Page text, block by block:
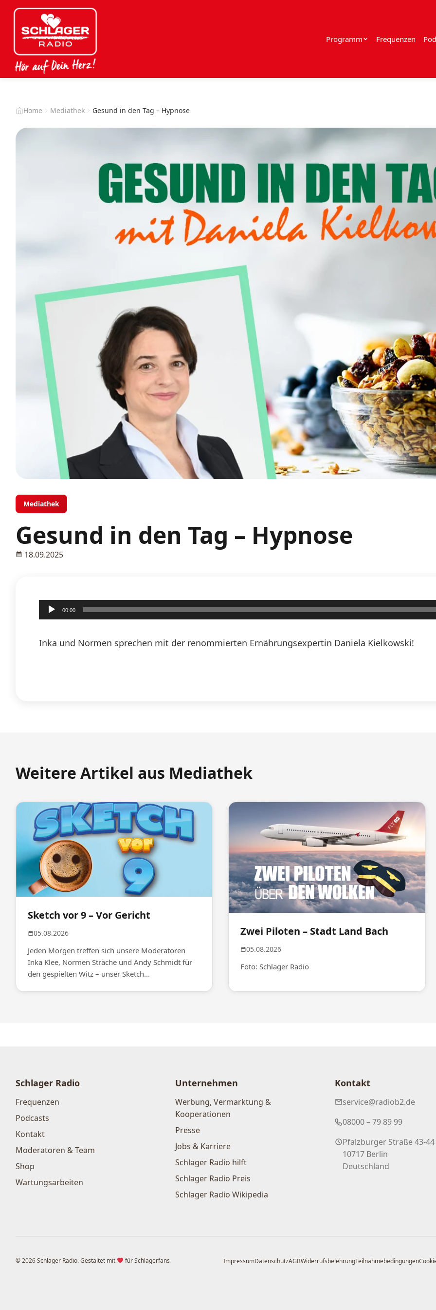
Programm Frequenzen
Home Mediathek Gesund in den Tag – Hypnose
Mediathek
Gesund in den Tag – Hypnose
18.09.2025
Audio-
Player
00:00
Inka und Normen sprechen mit der renommierten Ernährungsexpertin Daniela Kielkowski!
Weitere Artikel aus Mediathek
Sketch vor 9 – Vor Gericht
05.08.2026
Jeden Morgen treffen sich unsere Moderatoren
Inka Klee, Normen Sträche und Andy Schmidt für
den gespielten Witz – unser Sketch...
Zwei Piloten – Stadt Land Bach
05.08.2026
Foto: Schlager Radio
Schlager Radio
Frequenzen
Podcasts
Kontakt
Moderatoren & Team
Shop
Wartungsarbeiten
Unternehmen
Werbung, Vermarktung &
Kooperationen
Presse
Jobs & Karriere
Schlager Radio hilft
Schlager Radio Preis
Schlager Radio Wikipedia
Kontakt
service@radiob2.de
08000 – 79 89 99
Pfalzburger Straße 43-44
10717 Berlin
Deutschland
© 2026 Schlager Radio. Gestaltet mit für Schlagerfans ImpressumDatenschutzAGBWiderrufsbelehrungTeilnahmebedingungen